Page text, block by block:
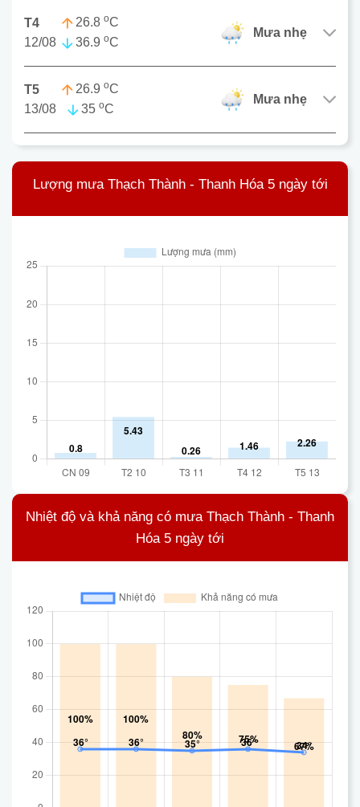
T4
12/08
26.8 oC
36.9 oC
mưa nhẹ
T5
13/08
26.9 oC
35 oC
mưa nhẹ
Lượng mưa Thạch Thành - Thanh Hóa 5 ngày tới
Nhiệt độ và khả năng có mưa Thạch Thành - Thanh
Hóa 5 ngày tới